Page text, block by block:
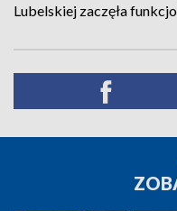
Lubelskiej zaczęła